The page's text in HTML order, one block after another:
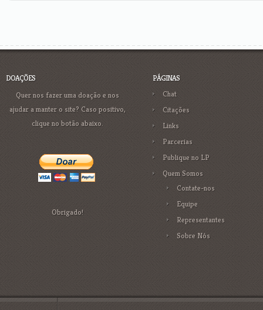
DOAÇÕES
Quer nos fazer uma doação e nos
ajudar a manter o site? Caso positivo,
clique no botão abaixo.
Obrigado!
PÁGINAS
Chat
Citações
Links
Parcerias
Publique no LP
Quem Somos
Contate-nos
Equipe
Representantes
Sobre Nós